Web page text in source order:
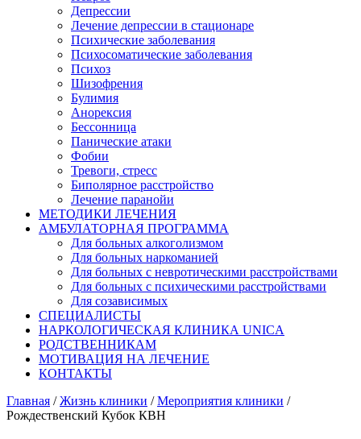
Депрессии
Лечение депрессии в стационаре
Психические заболевания
Психосоматические заболевания
Психоз
Шизофрения
Булимия
Анорексия
Бессонница
Панические атаки
Фобии
Тревоги, стресс
Биполярное расстройство
Лечение паранойи
МЕТОДИКИ ЛЕЧЕНИЯ
АМБУЛАТОРНАЯ ПРОГРАММА
Для больных алкоголизмом
Для больных наркоманией
Для больных с невротическими расстройствами
Для больных с психическими расстройствами
Для созависимых
СПЕЦИАЛИСТЫ
НАРКОЛОГИЧЕСКАЯ КЛИНИКА UNICA
РОДСТВЕННИКАМ
МОТИВАЦИЯ НА ЛЕЧЕНИЕ
КОНТАКТЫ
Главная /Жизнь клиники /Мероприятия клиники /
Рождественский Кубок КВН